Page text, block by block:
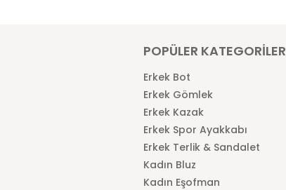
POPÜLER KATEGORİLER
Erkek Bot
Erkek Gömlek
Erkek Kazak
Erkek Spor Ayakkabı
Erkek Terlik & Sandalet
Kadın Bluz
Kadın Eşofman